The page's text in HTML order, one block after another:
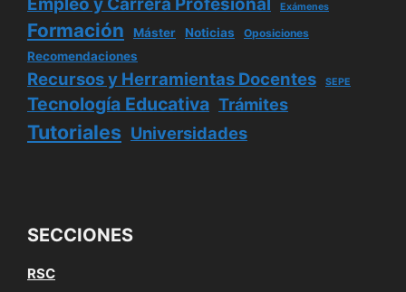
Empleo y Carrera Profesional Exámenes
Formación Máster Noticias Oposiciones
Recomendaciones
Recursos y Herramientas Docentes SEPE
Tecnología Educativa Trámites
Tutoriales Universidades
SECCIONES
RSC